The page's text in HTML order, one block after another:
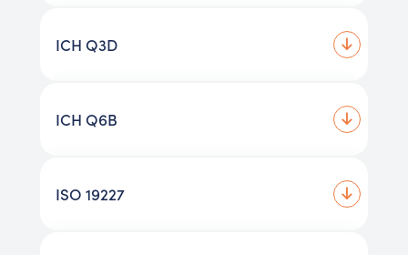
ICH Q3D
ICH Q6B
ISO 19227